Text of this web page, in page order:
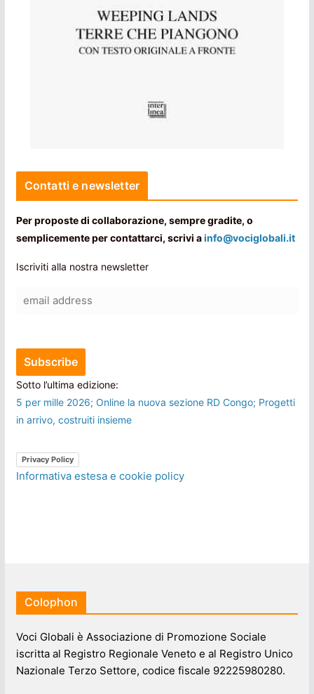
Contatti e newsletter
Per proposte di collaborazione, sempre gradite, o
semplicemente per contattarci, scrivi ainfo@vociglobali.it
Iscriviti alla nostra newsletter
Sotto l’ultima edizione:
5 per mille 2026; Online la nuova sezione RD Congo; Progetti
in arrivo, costruiti insieme
Privacy Policy
Informativa estesa e cookie policy
Colophon
Voci Globali è Associazione di Promozione Sociale
iscritta al Registro Regionale Veneto e al Registro Unico
Nazionale Terzo Settore, codice fiscale 92225980280.